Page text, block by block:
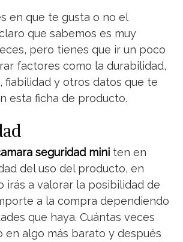
en que te gusta o no el
que sabemos es muy
pero tienes que ir un poco
factores como la durabilidad,
fiabilidad y otros datos que te
esta ficha de producto.
seguridad mini ten en
del uso del producto, en
irás a valorar la posibilidad de
a la compra dependiendo
que haya. Cuántas veces
en algo más barato y después